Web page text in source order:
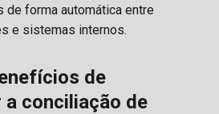
de forma automática entre
e sistemas internos.
de
conciliação de